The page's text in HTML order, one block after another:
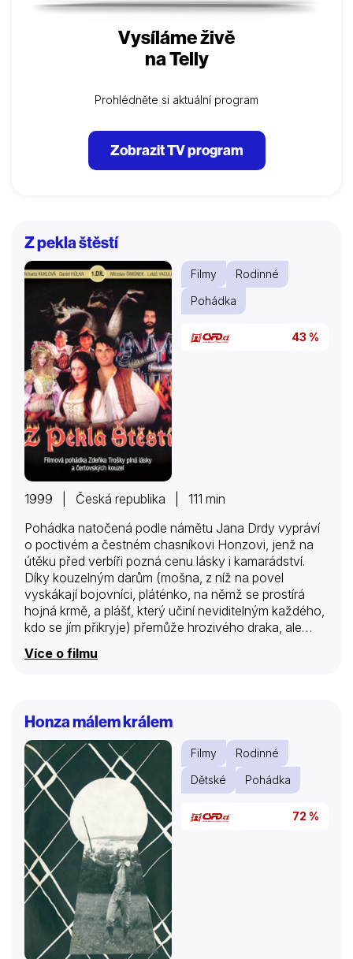
Vysíláme živě
na Telly
Prohlédněte si aktuální program
Zobrazit TV program
Z pekla štěstí
Filmy
Rodinné
Pohádka
43 %
1999 | Česká republika | 111 min
Pohádka natočená podle námětu Jana Drdy vypráví
o poctivém a čestném chasníkovi Honzovi, jenž na
útěku před verbíři pozná cenu lásky i kamarádství.
Díky kouzelným darům (mošna, z níž na povel
vyskákají bojovníci, pláténko, na němž se prostírá
hojná krmě, a plášť, který učiní neviditelným každého,
kdo se jím přikryje) přemůže hrozivého draka, ale
namísto odměny se setká jen s intrikami panovníka a
jeho rozmazlené dcery. Režisér Zdeněk Troška zahájil
drobné apokalypsy, avšak ústřední milenecká dvojice
(Michaela Kuklová, Miroslav Šimůnek) nemá co hrát,
pokud nepočítáme ustavičné Honzovo utíkání a
dívčiny dojemné pohledy či nářky. Bezdůvodné je
užití jihočeského nářečí (s tvary jako „nemuším“,…
Více o filmu
Honza málem králem
Filmy
Rodinné
Dětské
Pohádka
72 %